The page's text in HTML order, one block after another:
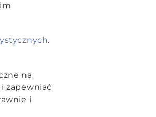
.
na
zapewniać
i